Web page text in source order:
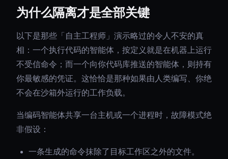
为什么隔离才是全部关键
以下是那些「自主工程师」演示略过的令人不安的真
相：一个执行代码的智能体，按定义就是在机器上运行
不受信命令；而一个向你代码库推送的智能体，则持有
你最敏感的凭证。这恰恰是那种如果由人类编写、你绝
不会在沙箱外运行的工作负载。
当编码智能体共享一台主机或一个进程时，故障模式绝
非假设：
一条生成的命令抹除了目标工作区之外的文件。